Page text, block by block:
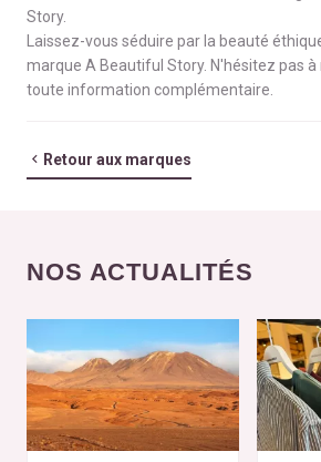
Story.
Laissez-vous séduire par la beauté
marque A Beautiful Story. N'hésitez pas à
toute information complémentaire.
Retour aux marques
NOS ACTUALITÉS